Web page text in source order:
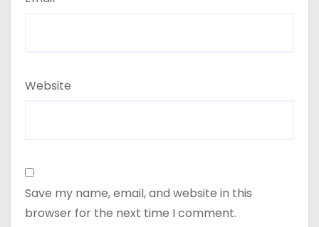
Website
Save my name, email, and website in this
browser for the next time I comment.